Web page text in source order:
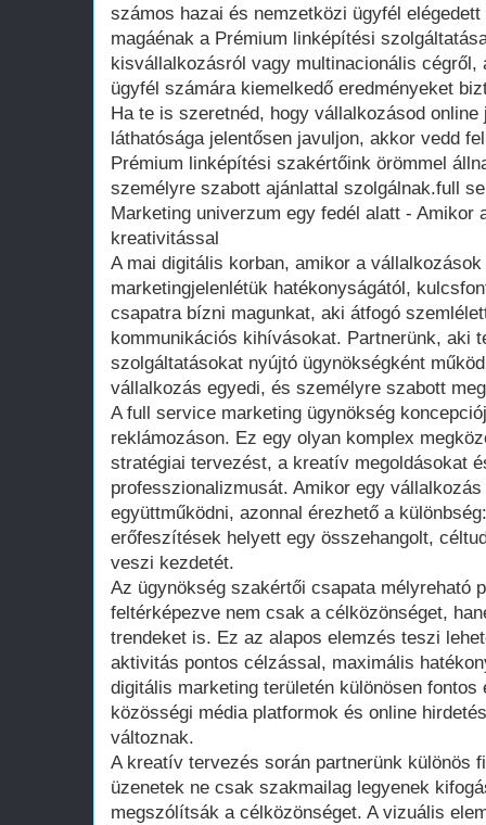
számos hazai és nemzetközi ügyfél
magáénak a Prémium linképítési
kisvállalkozásról vagy multinacionális cégről,
ügyfél számára kiemelkedő eredményeket
Ha te is szeretnéd, hogy vállalkozásod
láthatósága jelentősen javuljon, akkor vedd
Prémium linképítési szakértőink örömmel
személyre szabott ajánlattal szolgálnak.full
Marketing univerzum egy fedél alatt - Amikor
kreativitással
A mai digitális korban, amikor a
marketingjelenlétük hatékonyságától,
csapatra bízni magunkat, aki átfogó
kommunikációs kihívásokat. Partnerünk, aki
szolgáltatásokat nyújtó ügynökségként
vállalkozás egyedi, és személyre szabott
A full service marketing ügynökség
reklámozáson. Ez egy olyan komplex
stratégiai tervezést, a kreatív megoldásokat
professzionalizmusát. Amikor egy
együttműködni, azonnal érezhető a
erőfeszítések helyett egy összehangolt,
veszi kezdetét.
Az ügynökség szakértői csapata mélyreható
feltérképezve nem csak a célközönséget,
trendeket is. Ez az alapos elemzés teszi
aktivitás pontos célzással, maximális
digitális marketing területén különösen
közösségi média platformok és online
változnak.
A kreatív tervezés során partnerünk különös
üzenetek ne csak szakmailag legyenek
megszólítsák a célközönséget. A vizuális